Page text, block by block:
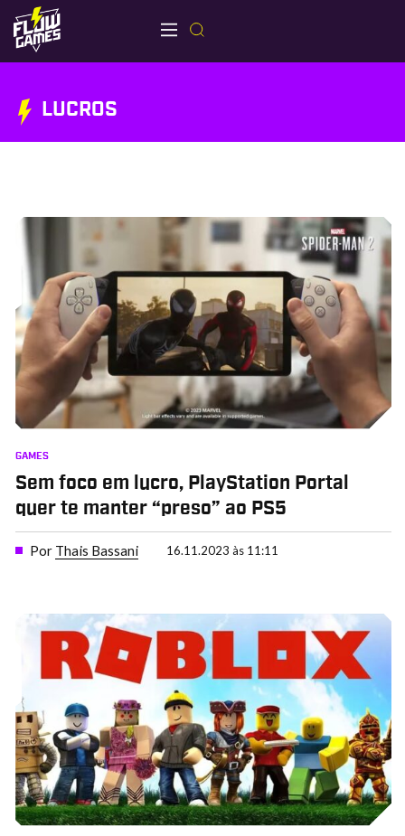
LUCROS
GAMES
Sem foco em lucro, PlayStation Portal
quer te manter “preso” ao PS5
Por Thais Bassani 16.11.2023 às 11:11